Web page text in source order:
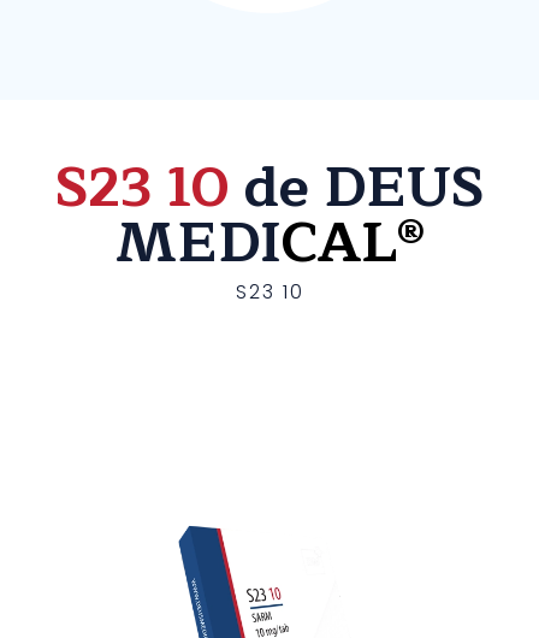
S23 10de DEUS
MEDICAL®
S23 10